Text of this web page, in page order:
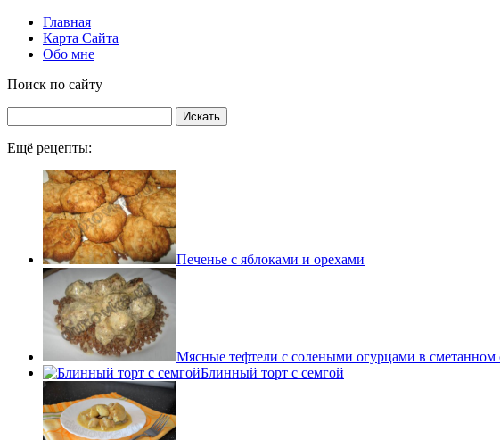
Главная
Карта Сайта
Обо мне
Поиск по сайту
Ещё рецепты:
Печенье с яблоками и орехами
Мясные тефтели с солеными огурцами в сметанном
Блинный торт с семгой